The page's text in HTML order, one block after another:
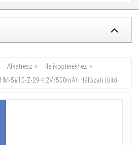
Alkatrész
Helikopterekhez
HM-5#10-Z-29 4,2V/500mAh Hálózati töltő